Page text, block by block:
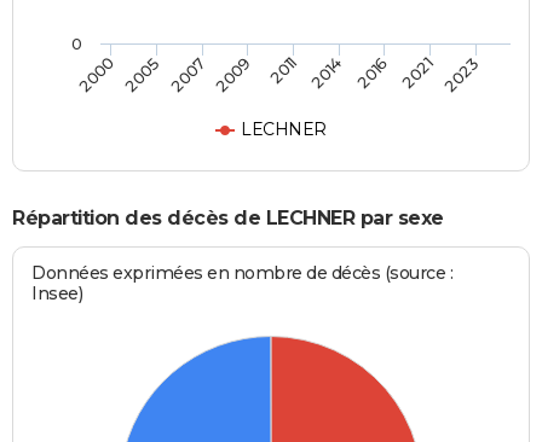
LECHNER
2000 2005 2007 2009 2011 2014 2016 2021 2023
0
Répartition des décès de LECHNER par sexe
Données exprimées en nombre de décès (source :
Insee)